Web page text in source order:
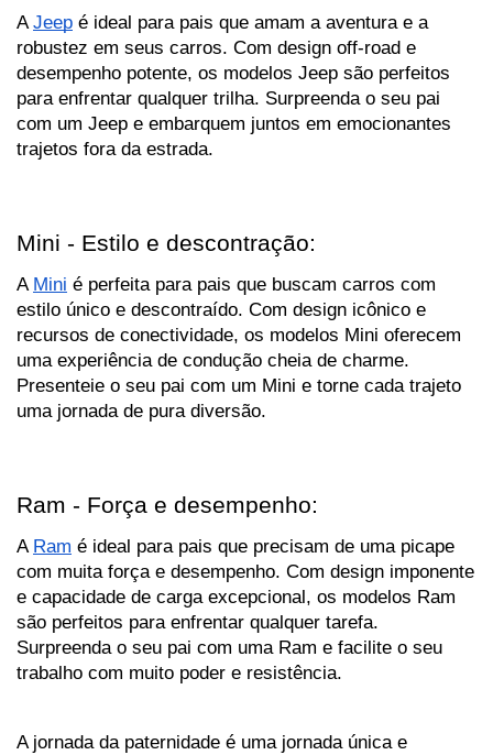
A Jeep é ideal para pais que amam a aventura e a
robustez em seus carros. Com design off-road e
desempenho potente, os modelos Jeep são perfeitos
para enfrentar qualquer trilha. Surpreenda o seu pai
com um Jeep e embarquem juntos em emocionantes
trajetos fora da estrada.
Mini - Estilo e descontração:
A Mini é perfeita para pais que buscam carros com
estilo único e descontraído. Com design icônico e
recursos de conectividade, os modelos Mini oferecem
uma experiência de condução cheia de charme.
Presenteie o seu pai com um Mini e torne cada trajeto
uma jornada de pura diversão.
Ram - Força e desempenho:
A Ram é ideal para pais que precisam de uma picape
com muita força e desempenho. Com design imponente
e capacidade de carga excepcional, os modelos Ram
são perfeitos para enfrentar qualquer tarefa.
Surpreenda o seu pai com uma Ram e facilite o seu
trabalho com muito poder e resistência.
A jornada da paternidade é uma jornada única e